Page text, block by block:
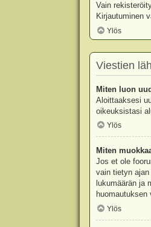
Vain
Kirjautuminen
Ylös
Viestien
Miten luon
Aloittaaksesi
oikeuksistasi
Ylös
Miten
Jos et ole
vain tietyn
lukumäärän ja
Ylös